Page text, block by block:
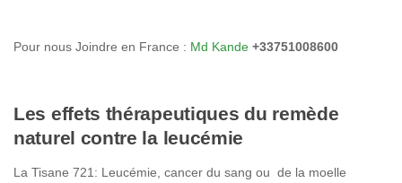
Pour nous Joindre en France : Md Kande +33751008600
Les effets thérapeutiques du remède
naturel contre la leucémie
La Tisane 721: Leucémie, cancer du sang ou de la moelle